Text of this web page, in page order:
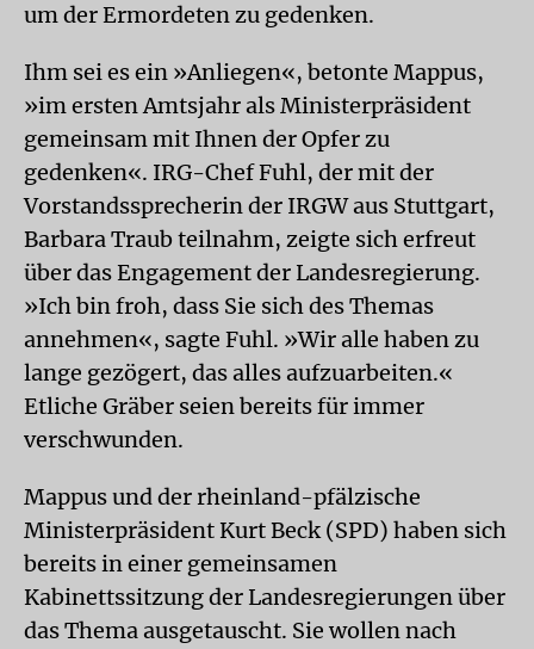
um der Ermordeten zu gedenken.
Ihm sei es ein »Anliegen«, betonte Mappus,
»im ersten Amtsjahr als Ministerpräsident
gemeinsam mit Ihnen der Opfer zu
gedenken«. IRG-Chef Fuhl, der mit der
Vorstandssprecherin der IRGW aus Stuttgart,
Barbara Traub teilnahm, zeigte sich erfreut
über das Engagement der Landesregierung.
»Ich bin froh, dass Sie sich des Themas
annehmen«, sagte Fuhl. »Wir alle haben zu
lange gezögert, das alles aufzuarbeiten.«
Etliche Gräber seien bereits für immer
verschwunden.
Mappus und der rheinland-pfälzische
Ministerpräsident Kurt Beck (SPD) haben sich
bereits in einer gemeinsamen
Kabinettssitzung der Landesregierungen über
das Thema ausgetauscht. Sie wollen nach